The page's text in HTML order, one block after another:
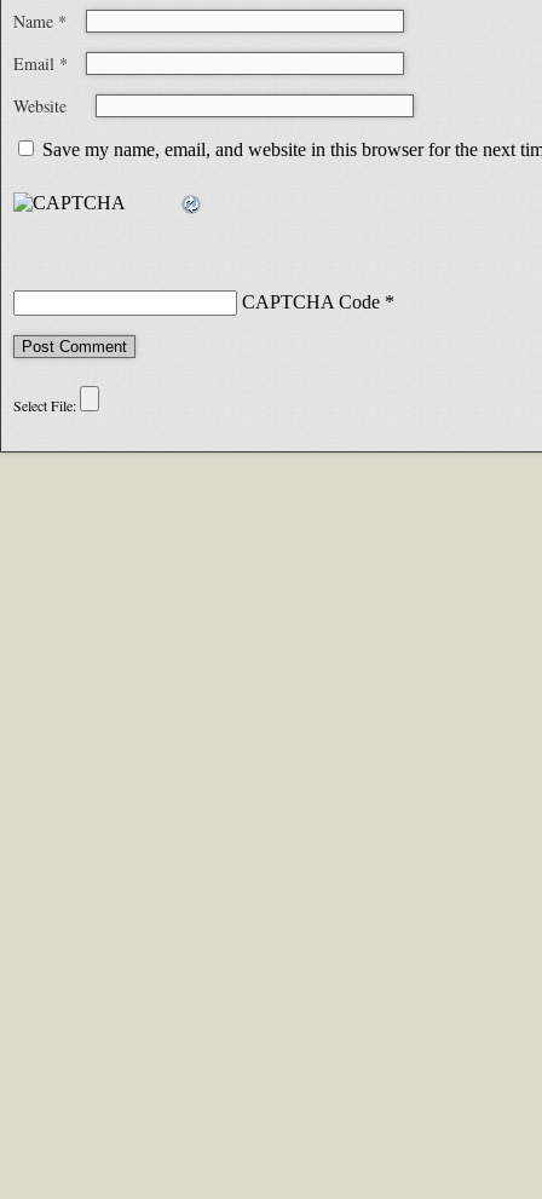
Name *
Email *
Website
Save my name, email, and website in this browser for the next
CAPTCHA Code *